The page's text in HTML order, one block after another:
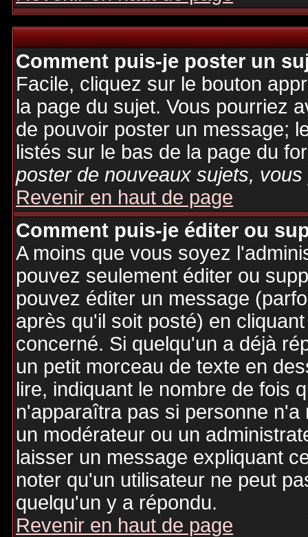
Comment puis-je poster un
Facile, cliquez sur le bouton
la page du sujet. Vous pourriez
de pouvoir poster un message;
listés sur le bas de la page du
poster de nouveaux sujets,
Revenir en haut de page
Comment puis-je éditer ou
A moins que vous soyez
pouvez seulement éditer ou
pouvez éditer un message
après qu'il soit posté) en
concerné. Si quelqu'un a déjà
un petit morceau de texte en
lire, indiquant le nombre de fois
n'apparaîtra pas si personne
un modérateur ou un
laisser un message expliquant
noter qu'un utilisateur ne peut
quelqu'un y a répondu.
Revenir en haut de page